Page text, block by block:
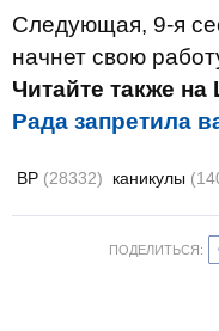
Следующая, 9-я
начнет свою
Читайте также
Рада запретила
ВР (28332) каникулы
ПОДЕЛИТЬСЯ: